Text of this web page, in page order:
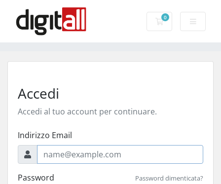
0
Carrello
Accedi
Accedi al tuo account per continuare.
Indirizzo Email
Password Password dimenticata?